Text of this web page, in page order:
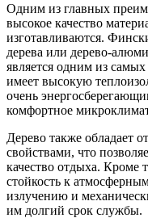
Одним из главных
высокое качество
изготавливаются.
дерева или дерево-
является одним из
имеет высокую
очень
комфортное
Дерево также обладает
свойствами, что
качество отдыха.
стойкость к
излучению и
им долгий срок службы.